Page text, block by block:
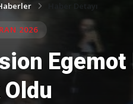
Haber Detayı
2026